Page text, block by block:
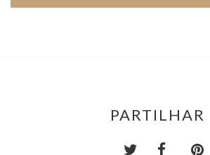
PARTILHAR